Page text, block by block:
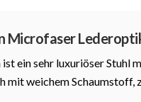
Microfaser
ein sehr luxuriöser Stuhl
mit weichem Schaumstoff,